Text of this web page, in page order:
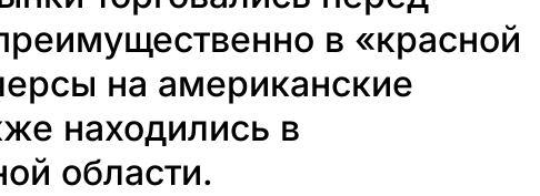
в «красной
на американские
находились в
области.